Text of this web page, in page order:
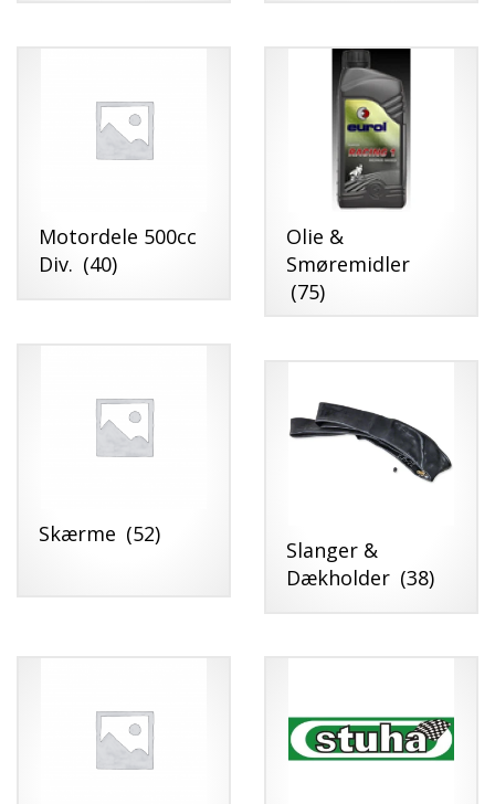
Motordele 500cc
Div. (40)
Olie &
Smøremidler
(75)
Skærme (52)
Slanger &
Dækholder (38)